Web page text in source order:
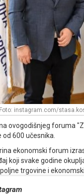
instagram.com/
ovogodišnjeg foruma
od 600 učesnika.
ekonomski forum
koji svake godine
trgovine i